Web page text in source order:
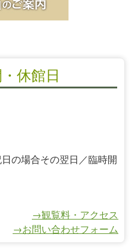
休館日
の場合その翌日／臨時開
→観覧料・アクセス
→お問い合わせフォーム